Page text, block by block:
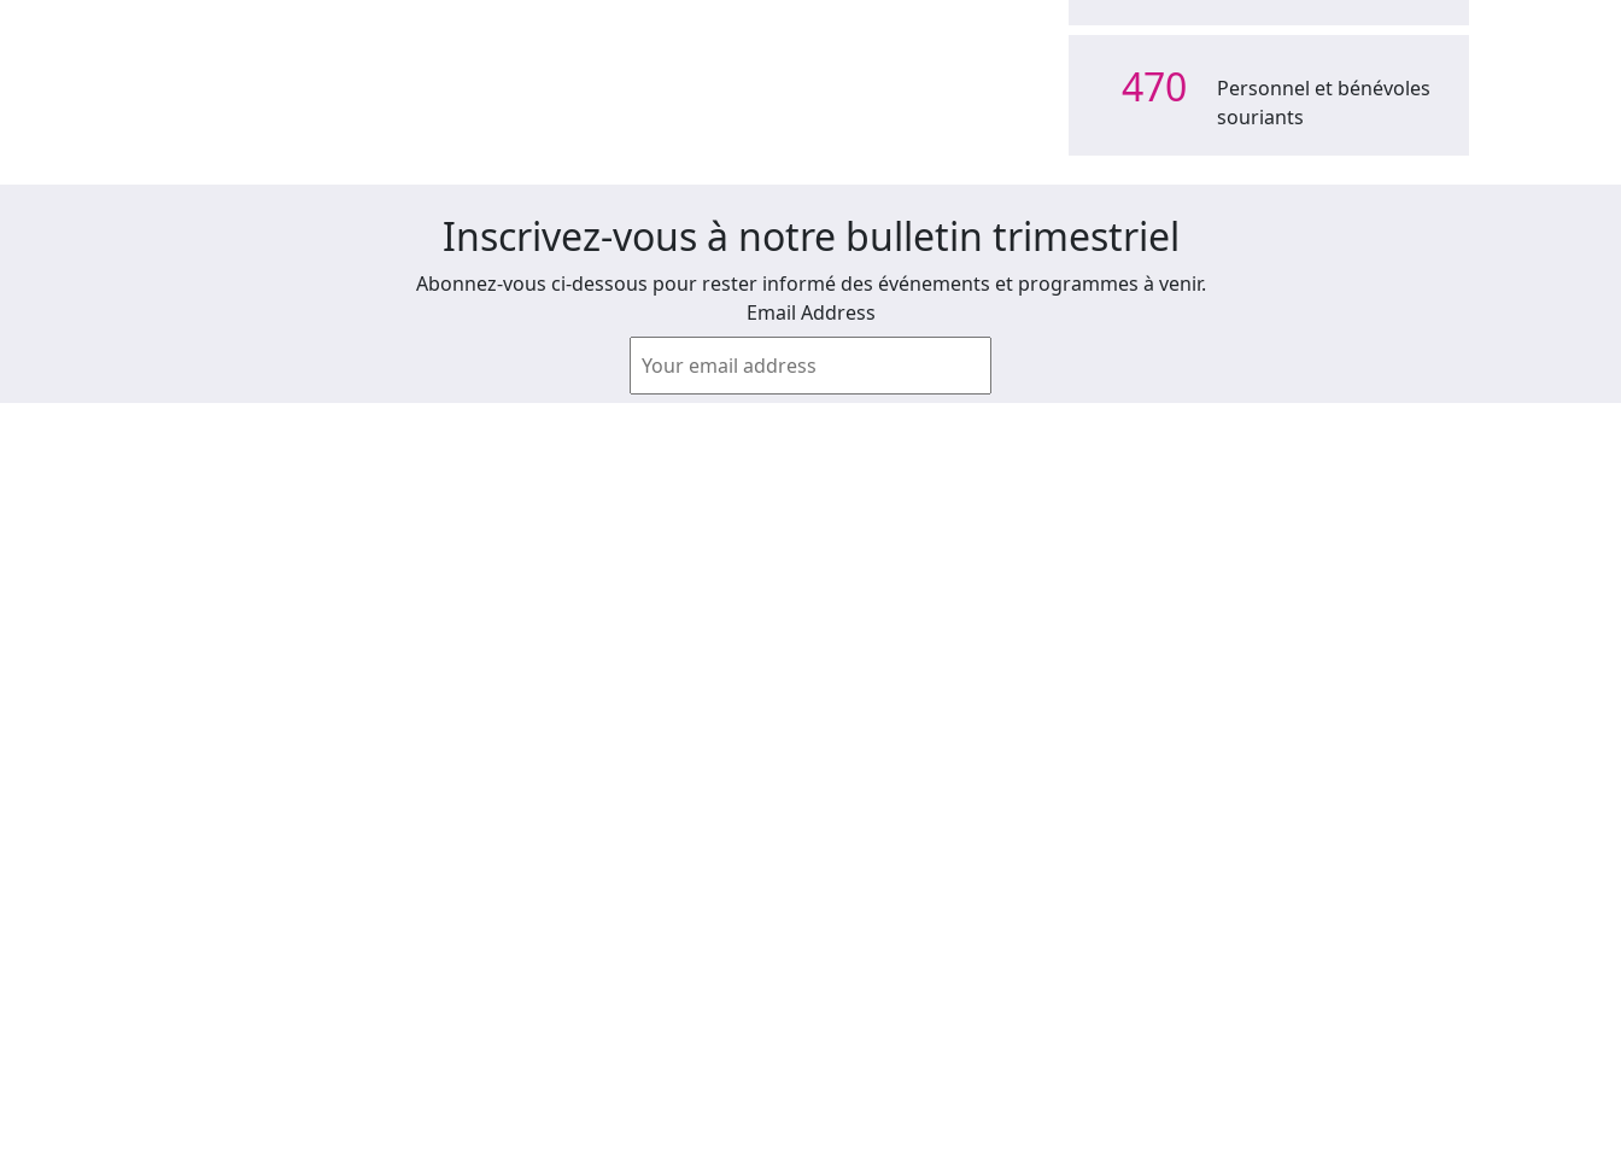
470
Personnel et bénévoles
souriants
Inscrivez-vous à notre bulletin trimestriel
Abonnez-vous ci-dessous pour rester informé des événements et programmes à venir.
Email Address